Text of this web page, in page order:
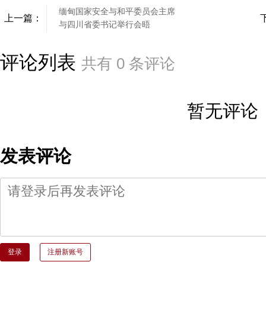
上一篇：
缅甸国家安全与和平委员会主席
与四川省委书记举行会晤
评论列表 共有 0 条评论
暂无评论
发表评论
登录 注册新账号